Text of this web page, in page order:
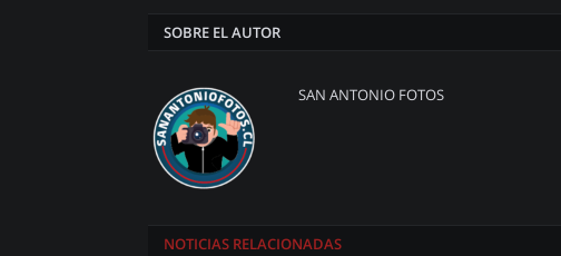
SOBRE EL AUTOR
SAN ANTONIO FOTOS
NOTICIAS RELACIONADAS